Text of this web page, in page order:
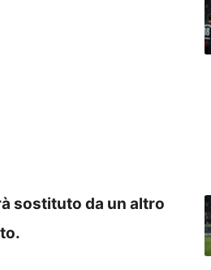
sostituto da un altro